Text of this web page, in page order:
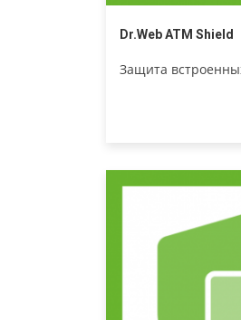
Dr.Web ATM Shield
Защита